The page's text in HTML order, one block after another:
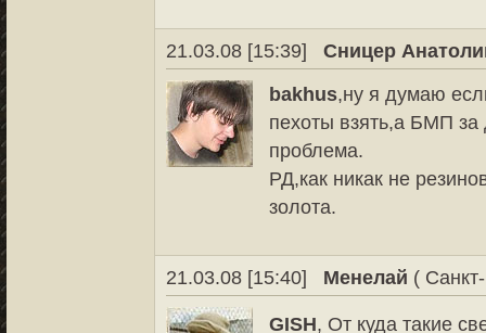
21.03.08 [15:39]
Сницер
bakhus,ну я думаю
пехоты взять,а БМП
проблема.
РД,как никак не
золота.
21.03.08 [15:40] Менелай (
GISH, От куда такие